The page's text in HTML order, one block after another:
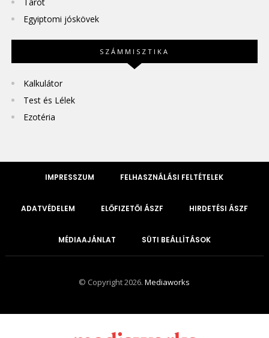
Tarot
Egyiptomi jóskövek
SZÁMMISZTIKA
Kalkulátor
Test és Lélek
Ezotéria
IMPRESSZUM FELHASZNÁLÁSI FELTÉTELEK
ADATVÉDELEM ELŐFIZETŐI ÁSZF HIRDETÉSI ÁSZF
MÉDIAAJÁNLAT SÜTI BEÁLLÍTÁSOK
© Copyright 2026.Mediaworks